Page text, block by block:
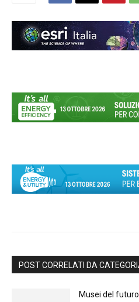
POST CORRELATI DA
Musei del